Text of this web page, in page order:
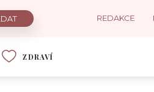
REDAKCE
ZDRAVÍ